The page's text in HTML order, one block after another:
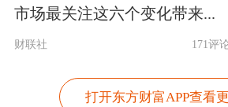
这些特殊股东的出现，
市场的反差感屡屡成为
市场最关注这六个变化带来...
财联社 171评
打开东方财富APP查看